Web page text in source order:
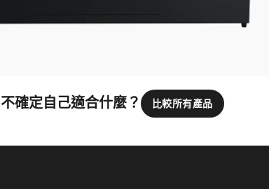
不確定自己適合什麼？ 比較所有產品